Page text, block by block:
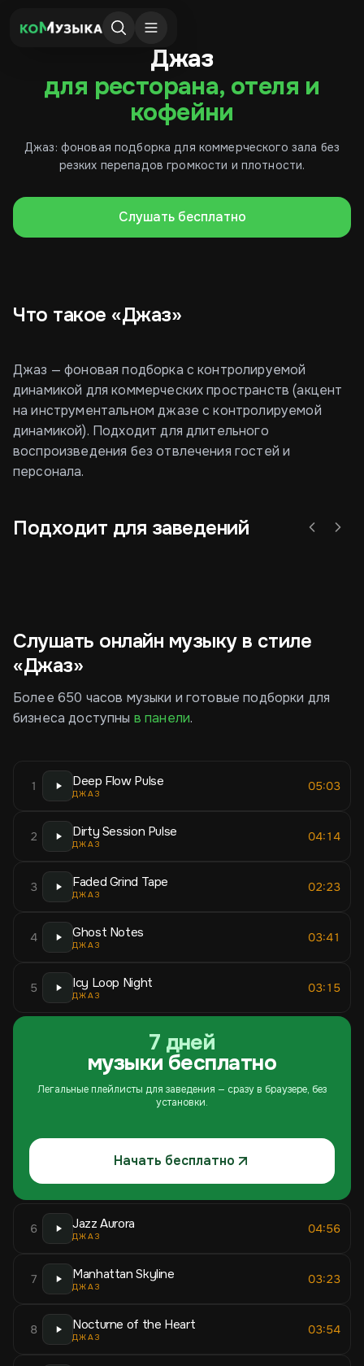
Джаз
для ресторана, отеля и
кофейни
Джаз: фоновая подборка для коммерческого зала без
резких перепадов громкости и плотности.
Слушать бесплатно
Что такое «Джаз»
Джаз — фоновая подборка с контролируемой
динамикой для коммерческих пространств (акцент
на инструментальном джазе с контролируемой
динамикой). Подходит для длительного
воспроизведения без отвлечения гостей и
персонала.
Подходит для заведений
Слушать онлайн музыку в стиле
«Джаз»
Более 650 часов музыки и готовые подборки для
бизнеса доступны в панели.
1 Deep Flow Pulse
ДЖАЗ
05:03
2 Dirty Session Pulse
ДЖАЗ
04:14
3 Faded Grind Tape
ДЖАЗ
02:23
4 Ghost Notes
ДЖАЗ
03:41
5 Icy Loop Night
ДЖАЗ
03:15
7 дней
музыки бесплатно
Легальные плейлисты для заведения — сразу в браузере, без
установки.
Начать бесплатно
6 Jazz Aurora
ДЖАЗ
04:56
7 Manhattan Skyline
ДЖАЗ
03:23
8 Nocturne of the Heart
ДЖАЗ
03:54